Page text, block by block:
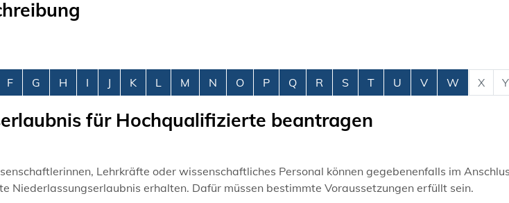
F G H I J K L M N O P Q R S T U V W X Y
für Hochqualifizierte beantragen
Lehrkräfte oderwissenschaftliches Personal können gegebenenfalls im
Niederlassungserlaubnis erhalten. Dafür müssen bestimmte Voraussetzungen erfüllt sein.